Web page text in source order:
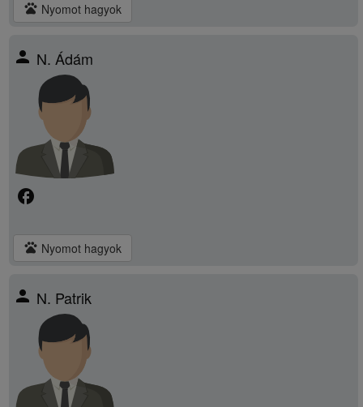
pets Nyomot hagyok
person N. Ádám
facebook
pets Nyomot hagyok
person N. Patrik